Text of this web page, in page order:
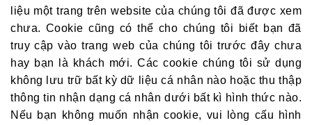
liệu một trang trên website của chúng tôi đã được xem
chưa. Cookie cũng có thể cho chúng tôi biết bạn đã
truy cập vào trang web của chúng tôi trước đây chưa
hay bạn là khách mới. Các cookie chúng tôi sử dụng
không lưu trữ bất kỳ dữ liệu cá nhân nào hoặc thu thập
thông tin nhận dạng cá nhân dưới bất kì hình thức nào.
Nếu bạn không muốn nhận cookie, vui lòng cấu hình